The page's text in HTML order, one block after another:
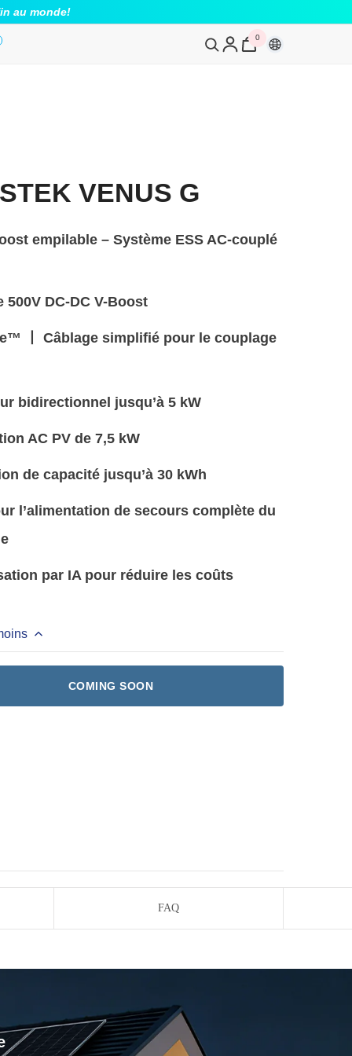
au monde!
00
VENUS G
empilable – Système ESS AC-couplé
500V DC-DC V-Boost
丨 Câblage simplifié pour le couplage
bidirectionnel jusqu’à 5 kW
AC PV de 7,5 kW
de capacité jusqu’à 30 kWh
l’alimentation de secours complète du
par IA pour réduire les coûts
COMING SOON
FAQ